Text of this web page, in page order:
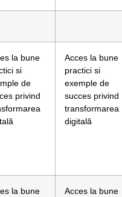
la bune
si
de
privind
Acces la bune
practici si
exemple de
succes privind
transformarea
digitală
la bune
Acces la bune